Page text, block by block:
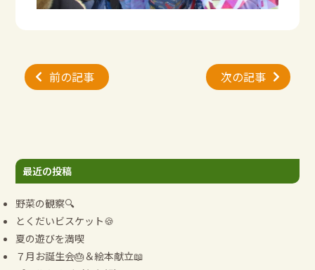
投
稿
ー
シ
ン
前の記事 次の記事
最近の投稿
野菜の観察🔍
とくだいビスケット🍪
夏の遊びを満喫
７月お誕生会🎂＆絵本献立📖